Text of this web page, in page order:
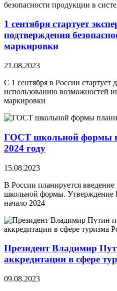
1 сентября стартует
подтверждения
маркировки
21.08.2023
С 1 сентября в России
использованию возможностей
маркировки
ГОСТ школьной формы
2024 году
15.08.2023
В России планируется введение
школьной формы. Утверждение
начало 2024
Президент Владимир
аккредитации в сфере
09.08.2023